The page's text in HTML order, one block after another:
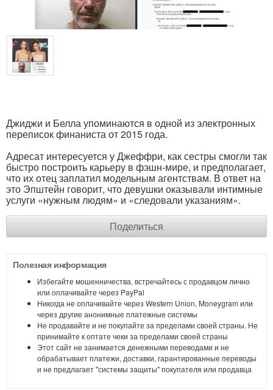
Джиджи и Белла упоминаются в одной из электронных
переписок финаниста от 2015 года.
Адресат интересуется у Джеффри, как сестры смогли так
быстро построить карьеру в фэшн-мире, и предполагает,
что их отец заплатил модельным агентствам. В ответ на
это Эпштейн говорит, что девушки оказывали интимные
услуги «нужным людям» и «следовали указаниям».
Поделиться
Полезная информация
Избегайте мошенничества, встречайтесь с продавцом лично
или оплачивайте через PayPal
Никогда не оплачивайте через Western Union, Moneygram или
через другие анонимные платежные системы
Не продавайте и не покупайте за пределами своей страны. Не
принимайте к оптате чеки за пределами своей страны
Этот сайт не занимается денежными переводами и не
обрабатывает платежи, доставки, гарантированные переводы
и не предлагает "системы защиты" покупателя или продавца